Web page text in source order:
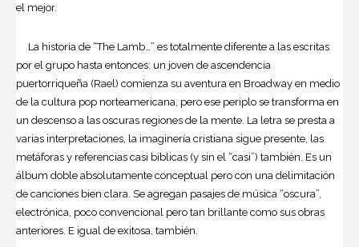
el mejor.
La historia de “The Lamb…” es totalmente diferente a las escritas
por el grupo hasta entonces: un joven de ascendencia
puertorriqueña (Rael) comienza su aventura en Broadway en medio
de la cultura pop norteamericana, pero ese periplo se transforma en
un descenso a las oscuras regiones de la mente. La letra se presta a
varias interpretaciones, la imaginería cristiana sigue presente, las
metáforas y referencias casi bíblicas (y sin el “casi”) también. Es un
álbum doble absolutamente conceptual pero con una delimitación
de canciones bien clara. Se agregan pasajes de música “oscura”,
electrónica, poco convencional pero tan brillante como sus obras
anteriores. E igual de exitosa, también.